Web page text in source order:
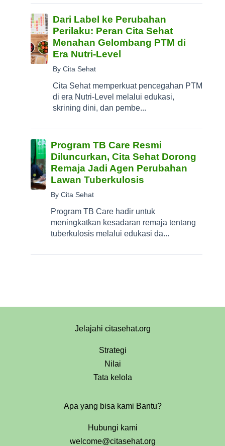
Dari Label ke Perubahan
Perilaku: Peran Cita Sehat
Menahan Gelombang PTM di
Era Nutri-Level
By Cita Sehat
Cita Sehat memperkuat pencegahan PTM
di era Nutri-Level melalui edukasi,
skrining dini, dan pembe...
Program TB Care Resmi
Diluncurkan, Cita Sehat Dorong
Remaja Jadi Agen Perubahan
Lawan Tuberkulosis
By Cita Sehat
Program TB Care hadir untuk
meningkatkan kesadaran remaja tentang
tuberkulosis melalui edukasi da...
Jelajahi citasehat.org
Strategi
Nilai
Tata kelola
Apa yang bisa kami Bantu?
Hubungi kami
welcome@citasehat.org